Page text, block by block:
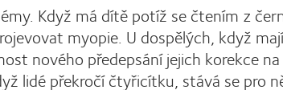
Když má dítě potíž se čtením z
myopie. U dospělých, když
nového předepsání jejich korekce
lidé překročí čtyřicítku, stává se pro